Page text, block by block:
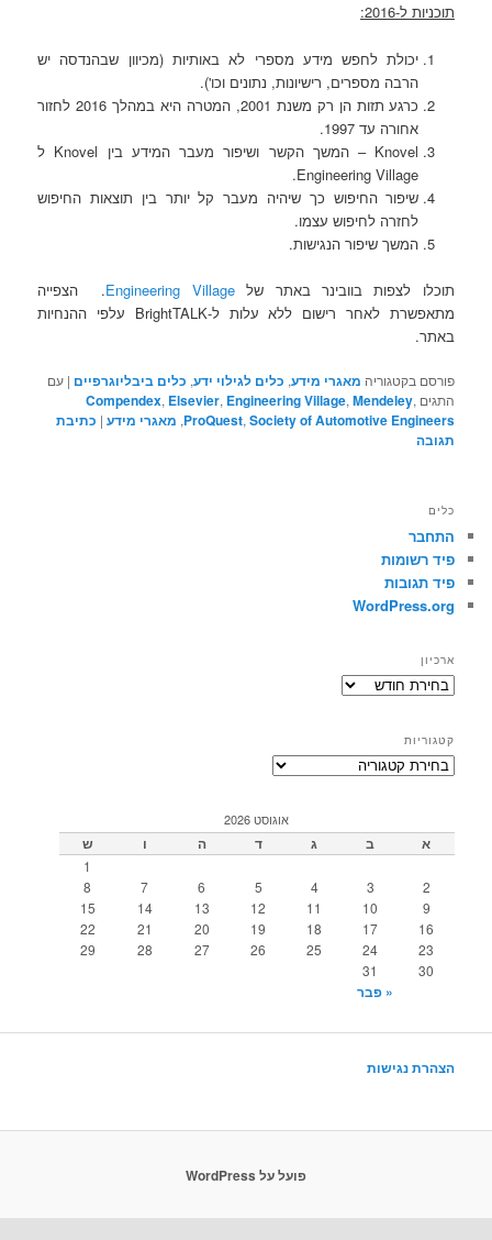
תוכניות ל-2016:
יכולת לחפש מידע מספרי לא באותיות (מכיוון שבהנדסה יש
הרבה מספרים, רישיונות, נתונים וכו').
כרגע תזות הן רק משנת 2001, המטרה היא במהלך 2016 לחזור
אחורה עד 1997.
Knovel – המשך הקשר ושיפור מעבר המידע בין Knovel ל
Engineering Village.
שיפור החיפוש כך שיהיה מעבר קל יותר בין תוצאות החיפוש
לחזרה לחיפוש עצמו.
המשך שיפור הנגישות.
תוכלו לצפות בוובינר באתר שלEngineering Village. הצפייה
מתאפשרת לאחר רישום ללא עלות ל-BrightTALK עלפי ההנחיות
באתר.
פורסם בקטגוריה מאגרי מידע, כלים לגילוי ידע, כלים ביבליוגרפיים |עם
התגים
Compendex, Elsevier, Engineering Village, Mendeley,
ProQuest, Society of Automotive Engineers
, מאגרי מידע | כתיבת
תגובה
כלים
התחבר
פיד רשומות
פיד תגובות
WordPress.org
ארכיון
ארכיון
קטגוריות
קטגוריות
אוגוסט 2026
א ב ג ד ה ו ש
1
2
3
4
5
6
7
8
9
10
11
12
13
14
15
16
17
18
19
20
21
22
23
24
25
26
27
28
29
30
31
« פבר
הצהרת נגישות
פועל על WordPress